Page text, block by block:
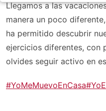
Llegamos a las
manera un poco
ha permitido descubrir
ejercicios diferentes, con
olvides seguir activo en
#YoMeMuevoEnCasa